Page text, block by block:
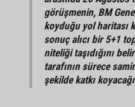
görüşmenin, BM
koyduğu yol haritası
sonuç alıcı bir 5+1
niteliği taşıdığını
tarafının sürece
şekilde katkı